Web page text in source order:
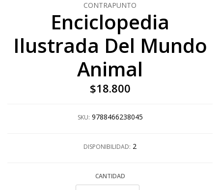
CONTRAPUNTO
Enciclopedia
Ilustrada Del Mundo
Animal
$18.800
SKU: 9788466238045
DISPONIBILIDAD: 2
CANTIDAD